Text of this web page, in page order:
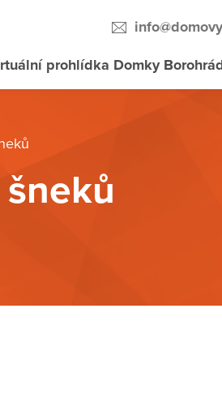
prohlídka Domky